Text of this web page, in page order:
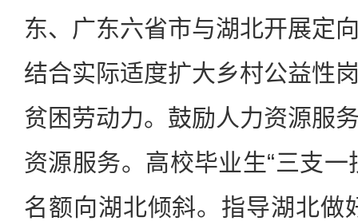
东、广东六省市与湖北开展定
结合实际适度扩大乡村公益性
贫困劳动力。鼓励人力资源服
资源服务。高校毕业生“三支一
名额向湖北倾斜。指导湖北做